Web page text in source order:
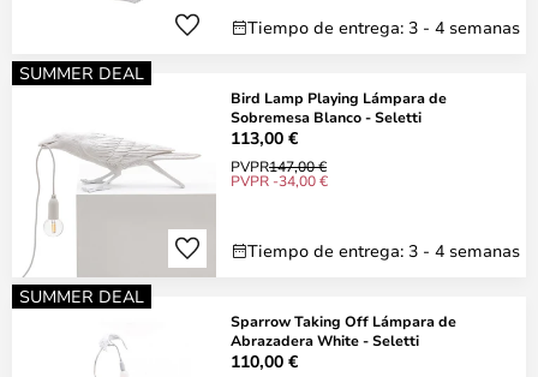
Tiempo de entrega: 3 - 4 semanas
SUMMER DEAL
Bird Lamp Playing Lámpara de
Sobremesa Blanco - Seletti
113,00 €
PVPR147,00 €
PVPR -34,00 €
Tiempo de entrega: 3 - 4 semanas
SUMMER DEAL
Sparrow Taking Off Lámpara de
Abrazadera White - Seletti
110,00 €